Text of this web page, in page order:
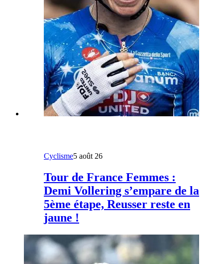
Cyclisme5 août 26
Tour de France Femmes :
Demi Vollering s’empare de la
5ème étape, Reusser reste en
jaune !